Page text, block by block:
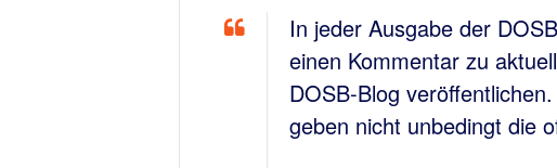
In jeder Ausgabe der
einen Kommentar zu
DOSB-Blog
geben nicht unbedingt die